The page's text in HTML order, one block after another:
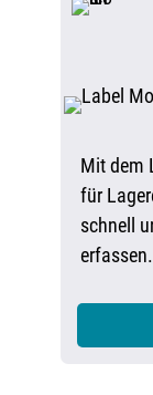
Mit dem
für
schnell
erfassen.